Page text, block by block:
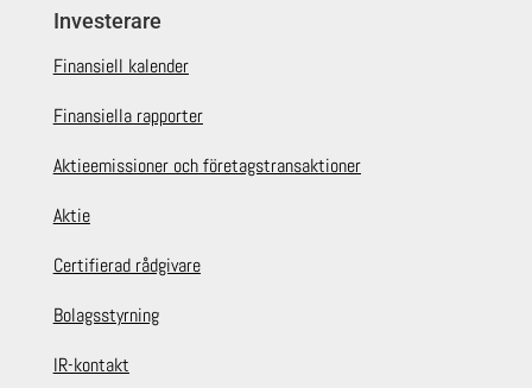
Investerare
Finansiell kalender
Finansiella rapporter
Aktieemissioner och företagstransaktioner
Aktie
Certifierad rådgivare
Bolagsstyrning
IR-kontakt